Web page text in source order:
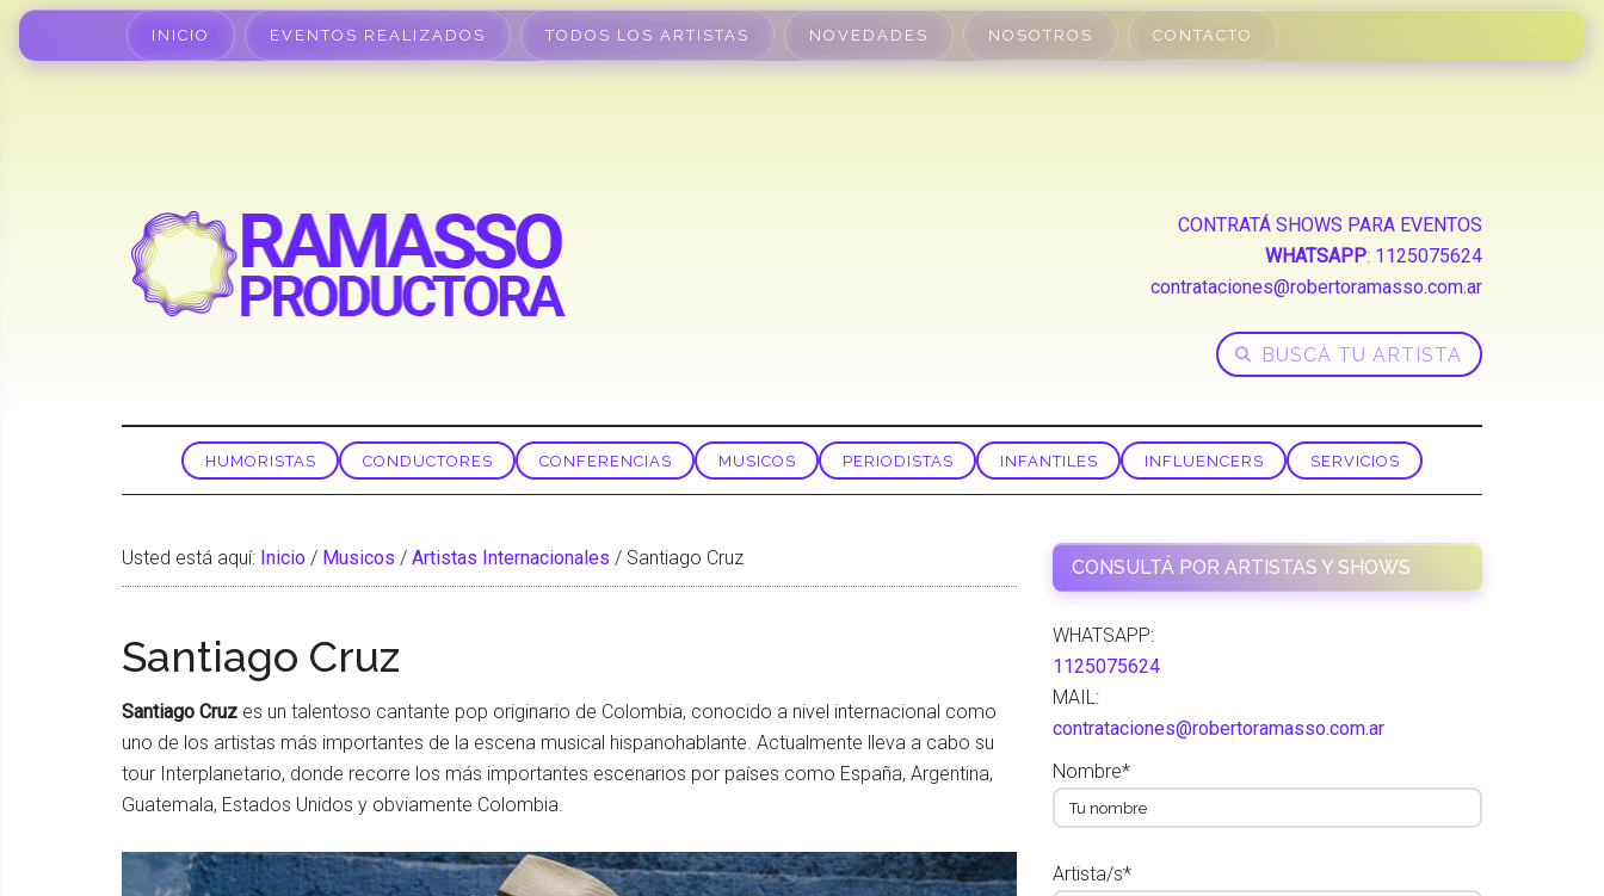
INICIO EVENTOS REALIZADOS TODOS LOS ARTISTAS NOVEDADES NOSOTROS CONTACTO
CONTRATÁ SHOWS PARA EVENTOS
WHATSAPP: 1125075624
contrataciones@robertoramasso.com.ar
HUMORISTAS CONDUCTORES CONFERENCIAS MUSICOS PERIODISTAS INFANTILES INFLUENCERS SERVICIOS
Usted está aquí: Inicio / Musicos / Artistas Internacionales / Santiago Cruz
Santiago Cruz
Santiago Cruz es un talentoso cantante pop originario de Colombia, conocido a nivel internacional como
uno de los artistas más importantes de la escena musical hispanohablante. Actualmente lleva a cabo su
tour Interplanetario, donde recorre los más importantes escenarios por países como España, Argentina,
Guatemala, Estados Unidos y obviamente Colombia.
CONSULTÁ POR ARTISTAS Y SHOWS
WHATSAPP:
1125075624
MAIL:
contrataciones@robertoramasso.com.ar
Nombre*
Artista/s*